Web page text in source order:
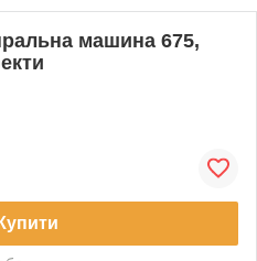
машина 675,
Купити